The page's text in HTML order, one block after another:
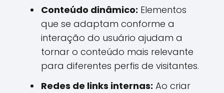
Conteúdo dinâmico: Elementos
que se adaptam conforme a
interação do usuário ajudam a
tornar o conteúdo mais relevante
para diferentes perfis de visitantes.
Redes de links internas: Ao criar